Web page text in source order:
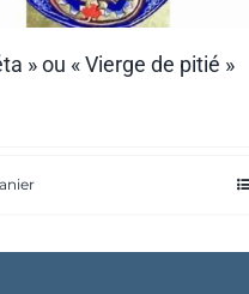
» ou « Vierge de pitié »